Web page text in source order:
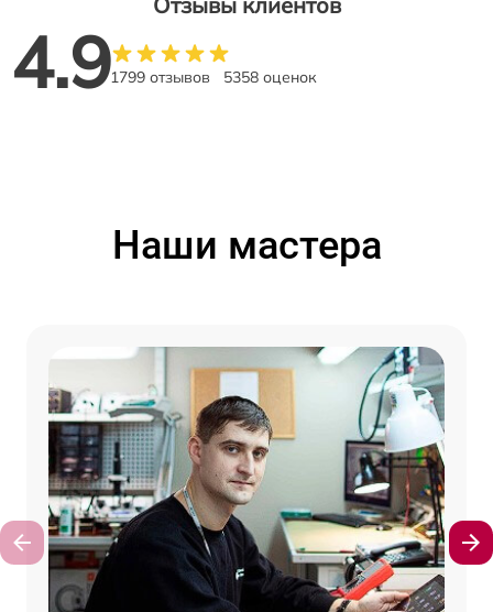
4.91799 отзывов 5358 оценок
Наши мастера